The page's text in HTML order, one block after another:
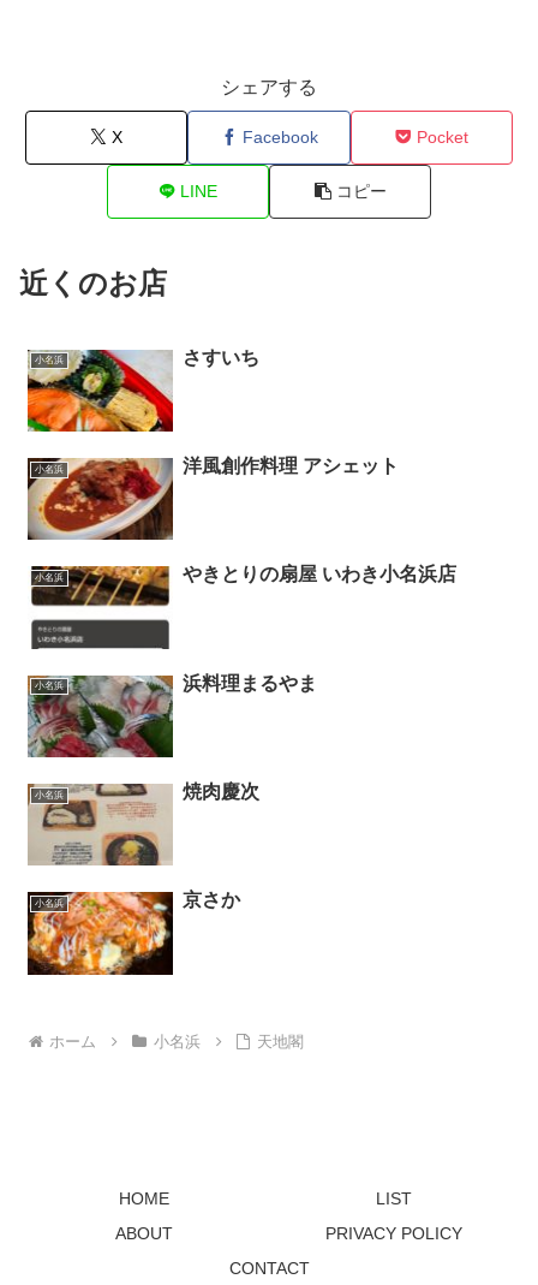
シェアする
X Facebook Pocket
LINE コピー
近くのお店
小名浜 さすいち
小名浜 洋風創作料理 アシェット
小名浜 やきとりの扇屋 いわき小名浜店
小名浜 浜料理まるやま
小名浜 焼肉慶次
小名浜 京さか
ホーム 小名浜 天地閣
HOME
LIST
ABOUT
PRIVACY POLICY
CONTACT